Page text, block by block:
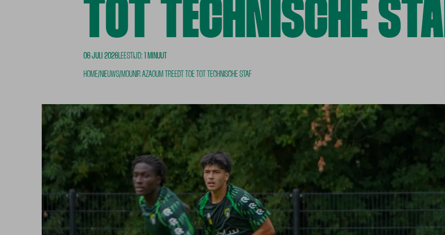
TOT TECHNISCHE
06 JULI 2026LEESTIJD:1 MINUUT
HOME/NIEUWS/MOUNIR AZAOUM TREEDT TOE TOT TECHNISCHE STAF